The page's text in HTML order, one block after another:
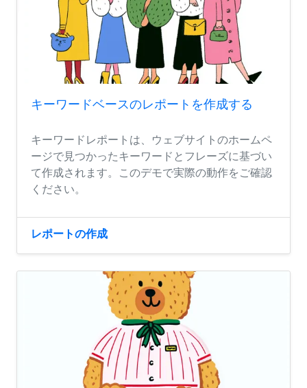
キーワードベースのレポートを作成する
キーワードレポートは、ウェブサイトのホームペ
ージで見つかったキーワードとフレーズに基づい
て作成されます。このデモで実際の動作をご確認
ください。
レポートの作成